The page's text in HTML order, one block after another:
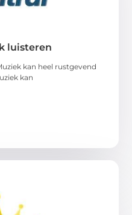
luisteren
kan heel rustgevend
kan